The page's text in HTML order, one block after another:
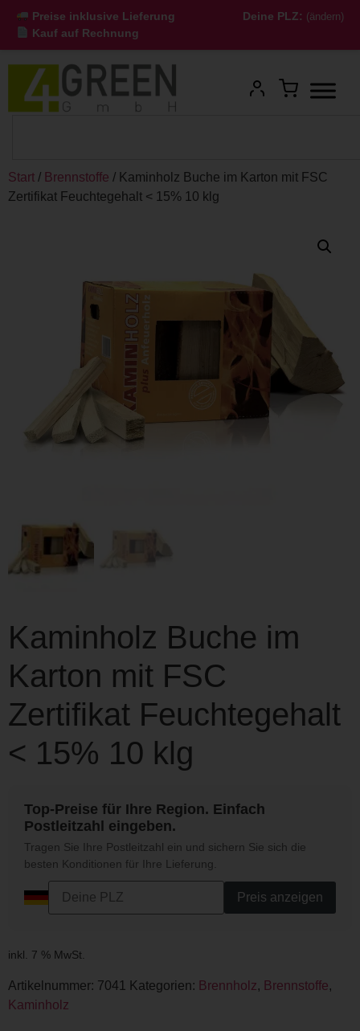
Preise inklusive Lieferung Deine PLZ: (ändern)
Kauf auf Rechnung
Start / Brennstoffe / Kaminholz Buche im Karton mit FSC
Zertifikat Feuchtegehalt < 15% 10 klg
Kaminholz Buche im
Karton mit FSC
Zertifikat Feuchtegehalt
< 15% 10 klg
Top-Preise für Ihre Region. Einfach
Postleitzahl eingeben.
Tragen Sie Ihre Postleitzahl ein und sichern Sie sich die
besten Konditionen für Ihre Lieferung.
Preis anzeigen
inkl. 7 % MwSt.
Artikelnummer: 7041 Kategorien: Brennholz, Brennstoffe,
Kaminholz